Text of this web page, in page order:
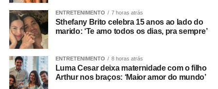
autorizaria férias sem a devida substituição de
profissionais, o que reforçou a percepção de tratamento
desigual dentro da pasta.
Danielle Carmona é servidora efetiva do município e atua
como enfermeira de carreira. Conforme os relatos, ela
teria se beneficiado de decisões administrativas tomadas
enquanto ainda ocupava o cargo de secretária.
ENTRETENIMENTO 7 horas atrás
Sthefany Brito celebra 15 anos ao lado do
marido: ‘Te amo todos os dias, pra sempre’
ENTRETENIMENTO 8 horas atrás
Luma Cesar deixa maternidade com o filho
Arthur nos braços: ‘Maior amor do mundo’